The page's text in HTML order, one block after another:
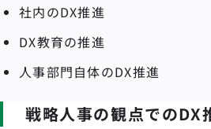
社内のDX推進
DX教育の推進
人事部門自体のDX推進
戦略人事の観点でのDX